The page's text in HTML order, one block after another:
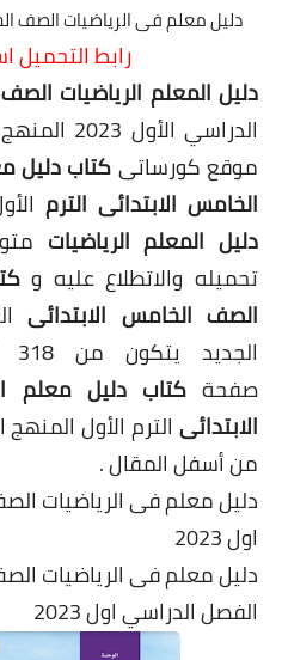
دليل معلم فى الرياضيات الصف
رابط التحميل
دليل المعلم الرياضيات
الدراسي
موقع كورساتىكتاب دليل
الخامس الابتدائى الترم
دليل المعلم الرياضيات
تحميله والاتطلاع عليه و
الصف الخامس الابتدائى
صفحةكتاب دليل معلم
الابتدائى الت
من أسفل المقال .
دليل معلم فى الرياضيات
اول 2023
دليل معلم فى الرياضيات
الفصل الدراسي اول 2023